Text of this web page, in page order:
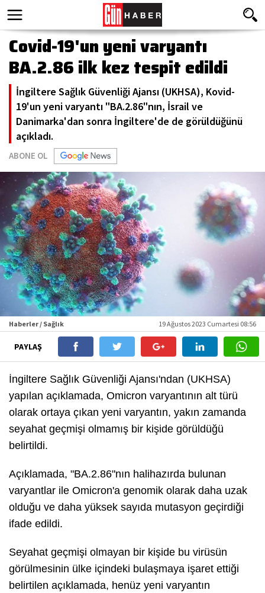
Covid-19'un yeni varyantı
BA.2.86 ilk kez tespit edildi
İngiltere Sağlık Güvenliği Ajansı (UKHSA), Kovid-
19'un yeni varyantı "BA.2.86"nın, İsrail ve
Danimarka'dan sonra İngiltere'de de görüldüğünü
açıkladı.
ABONE OL
Haberler / Sağlık 19 Ağustos 2023 Cumartesi 08:56
PAYLAŞ
İngiltere Sağlık Güvenliği Ajansı'ndan (UKHSA)
yapılan açıklamada, Omicron varyantının alt türü
olarak ortaya çıkan yeni varyantın, yakın zamanda
seyahat geçmişi olmamış bir kişide görüldüğü
belirtildi.
Açıklamada, "BA.2.86"nın halihazırda bulunan
varyantlar ile Omicron'a genomik olarak daha uzak
olduğu ve daha yüksek sayıda mutasyon geçirdiği
ifade edildi.
Seyahat geçmişi olmayan bir kişide bu virüsün
görülmesinin ülke içindeki bulaşmaya işaret ettiği
belirtilen açıklamada, henüz yeni varyantın